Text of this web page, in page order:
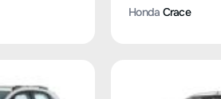
Honda Crace